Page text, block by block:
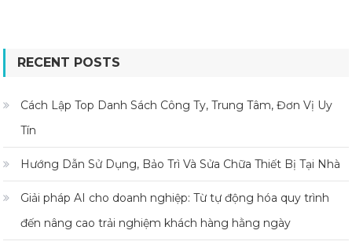
RECENT POSTS
Cách Lập Top Danh Sách Công Ty, Trung Tâm, Đơn Vị Uy
Tín
Hướng Dẫn Sử Dụng, Bảo Trì Và Sửa Chữa Thiết Bị Tại Nhà
Giải pháp AI cho doanh nghiệp: Từ tự động hóa quy trình
đến nâng cao trải nghiệm khách hàng hằng ngày